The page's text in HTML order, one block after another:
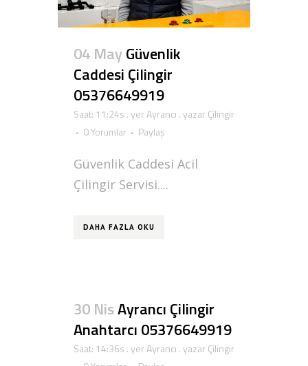
04 May Güvenlik
Caddesi Çilingir
05376649919
Saat: 11:24s . yerAyrancı . yazarÇilingir
0 Yorumlar
Paylaş
Güvenlik Caddesi Acil
Çilingir Servisi....
DAHA FAZLA OKU
30 NisAyrancı Çilingir
Anahtarcı 05376649919
Saat: 14:36s . yerAyrancı . yazarÇilingir